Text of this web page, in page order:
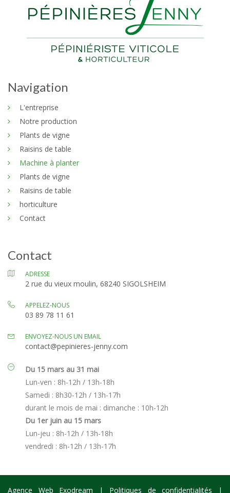
Navigation
L'entreprise
Notre production
Plants de vigne
Raisins de table
Machine à planter
Plants de vigne
Raisins de table
horticulture
Contact
Contact
ADRESSE
2 rue du vieux moulin, 68240 SIGOLSHEIM
APPELEZ-NOUS
03 89 78 11 61
ENVOYEZ-NOUS UN EMAIL
contact@pepinieres-jenny.com
Du 15 mars au 31 mai
Lun-ven : 8h-12h / 13h-18h
Samedi : 8h30-12h / 13h-17h
durant le mois de mai : dimanche : 10h-12h
Du 1er juin au 15 mars
Lun-jeu : 8h-12h / 13h-18h
vendredi : 8h-12h / 13h-17h
Agence Web Exodream | Politiques de confidentialités |